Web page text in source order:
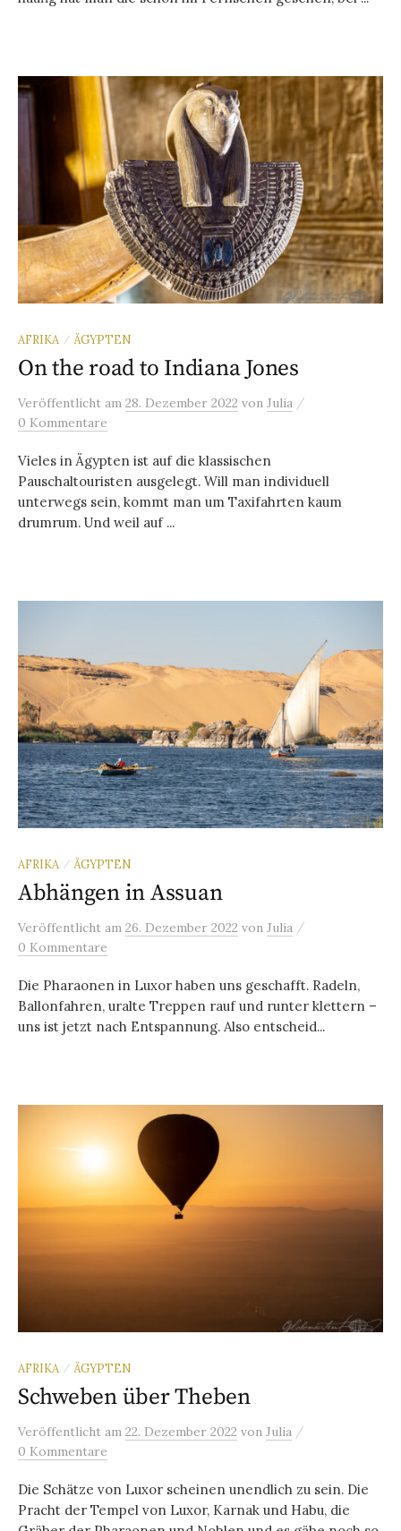
AFRIKA / ÄGYPTEN
On the road to Indiana Jones
Veröffentlicht am 28. Dezember 2022 von Julia /
0 Kommentare
Vieles in Ägypten ist auf die klassischen
Pauschaltouristen ausgelegt. Will man individuell
unterwegs sein, kommt man um Taxifahrten kaum
drumrum. Und weil auf ...
AFRIKA / ÄGYPTEN
Abhängen in Assuan
Veröffentlicht am 26. Dezember 2022 von Julia /
0 Kommentare
Die Pharaonen in Luxor haben uns geschafft. Radeln,
Ballonfahren, uralte Treppen rauf und runter klettern –
uns ist jetzt nach Entspannung. Also entscheid...
AFRIKA / ÄGYPTEN
Schweben über Theben
Veröffentlicht am 22. Dezember 2022 von Julia /
0 Kommentare
Die Schätze von Luxor scheinen unendlich zu sein. Die
Pracht der Tempel von Luxor, Karnak und Habu, die